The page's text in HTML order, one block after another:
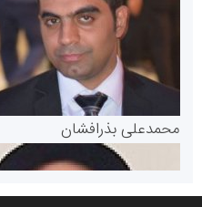
پایگاه خبری گفتمان یزد
مرجع اخبار موثق در بازارسرمایه
محمدعلی بذرافشان